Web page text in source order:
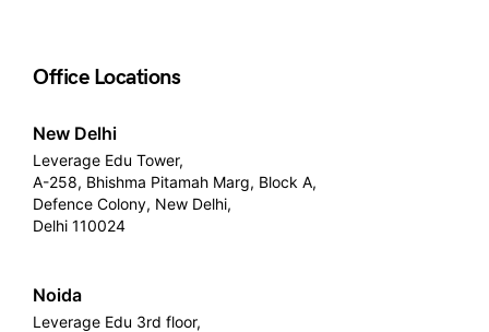
Office Locations
New Delhi
Leverage Edu Tower,
A-258, Bhishma Pitamah Marg, Block A,
Defence Colony, New Delhi,
Delhi 110024
Noida
Leverage Edu 3rd floor,